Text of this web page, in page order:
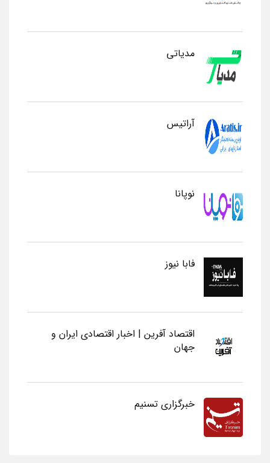
مدیاتی
آراتیس
نوپانا
فابا نیوز
اقتصاد آفرین | اخبار اقتصادی ایران و
جهان
خبرگزاری تسنیم